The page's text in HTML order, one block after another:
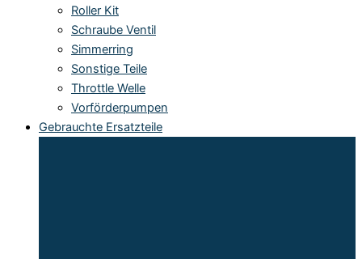
Roller Kit
Schraube Ventil
Simmerring
Sonstige Teile
Throttle Welle
Vorförderpumpen
Gebrauchte Ersatzteile